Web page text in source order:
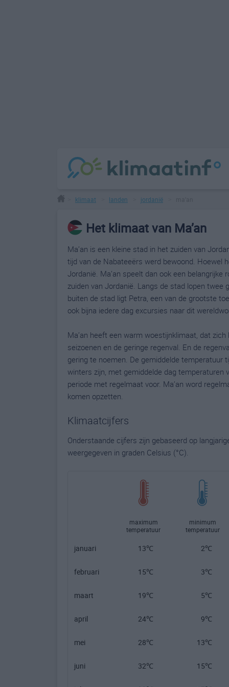
klimaat landen jordanië
Het klimaat van Ma’an
Ma’an is een kleine stad in het zuiden van
tijd van de Nabateeërs werd bewoond. Hoewel
Jordanië. Ma’an speelt dan ook een
zuiden van Jordanië. Langs de stad lopen twee
buiten de stad ligt Petra, een van de grootste
ook bijna iedere dag excursies naar dit
Ma’an heeft een warm woestijnklimaat, dat
seizoenen en de geringe regenval. En de
gering te noemen. De gemiddelde temperatuur
winters zijn, met gemiddelde dag temperaturen
periode met regelmaat voor. Ma’an word
komen opzetten.
Klimaatcijfers
Onderstaande cijfers zijn gebaseerd op
weergegeven in graden Celsius (°C).
maximum
temperatuur
minimum
temperatuur
januari 13℃ 2℃
februari 15℃ 3℃
maart 19℃ 5℃
april 24℃ 9℃
mei 28℃ 13℃
juni 32℃ 15℃